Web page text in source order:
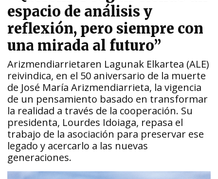
espacio de análisis y
reflexión, pero siempre con
una mirada al futuro”
Arizmendiarrietaren Lagunak Elkartea (ALE)
reivindica, en el 50 aniversario de la muerte
de José María Arizmendiarrieta, la vigencia
de un pensamiento basado en transformar
la realidad a través de la cooperación. Su
presidenta, Lourdes Idoiaga, repasa el
trabajo de la asociación para preservar ese
legado y acercarlo a las nuevas
generaciones.